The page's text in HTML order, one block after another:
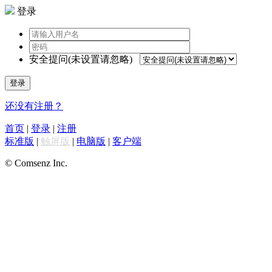
登录
安全提问(未设置请忽略)
登录
还没有注册？
首页 | 登录 | 注册
标准版 | 触屏版 | 电脑版 | 客户端
© Comsenz Inc.